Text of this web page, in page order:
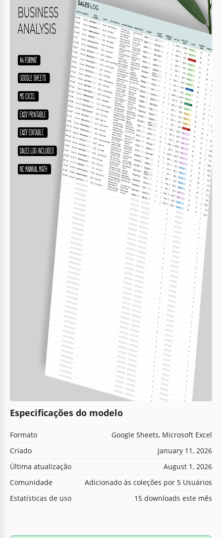
Especificações do modelo
Formato
Google Sheets, Microsoft Excel
Criado
January 11, 2026
Última atualização
August 1, 2026
Comunidade
Adicionado às coleções por 5 Usuários
Estatísticas de uso
15 downloads este mês